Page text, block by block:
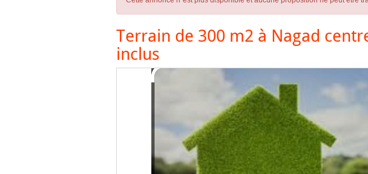
Terrain de 300 m2 à Nagad
inclus